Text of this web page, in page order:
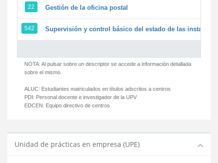
22 Gestión de la oficina postal
542 Supervisión y control básico del estado de las
NOTA: Al pulsar sobre un descriptor se accede a información detallada
sobre el mismo.
ALUC: Estudiantes matriculados en títulos adscritos a centros
PDI: Personal docente e investigador de la UPV
EDCEN: Equipo directivo de centros
Unidad de prácticas en empresa (UPE)